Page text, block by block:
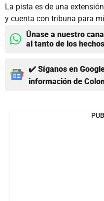
La pista es de una
y cuenta con tribuna para
Únase a nuestro
al tanto de los
✔️ Síganos en
información de